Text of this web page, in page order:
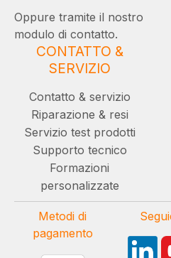
Oppure tramite il nostro
modulo di contatto.
CONTATTO &
SERVIZIO
Contatto & servizio
Riparazione & resi
Servizio test prodotti
Supporto tecnico
Formazioni
personalizzate
Metodi di
pagamento